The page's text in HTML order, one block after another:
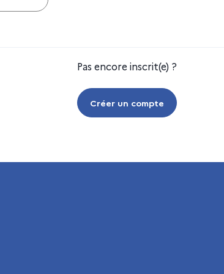
Pas encore inscrit(e) ?
Créer un compte